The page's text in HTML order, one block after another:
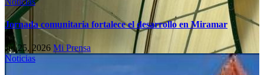
Jornada comunitaria fortalece el desarrollo en Miramar
Jul 25, 2026 Mi Prensa
Noticias